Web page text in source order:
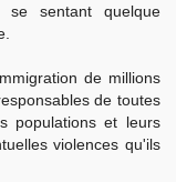
se sentant quelque
de millions
de toutes
populations et leurs
violences qu'ils